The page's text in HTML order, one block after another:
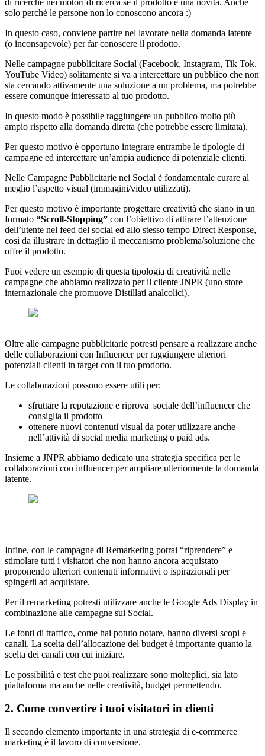
di ricerche nei motori di ricerca se il prodotto è una novità. Anche
solo perché le persone non lo conoscono ancora :)
In questo caso, conviene partire nel lavorare nella domanda latente
(o inconsapevole) per far conoscere il prodotto.
Nelle campagne pubblicitare Social (Facebook, Instagram, Tik Tok,
YouTube Video) solitamente si va a intercettare un pubblico che non
sta cercando attivamente una soluzione a un problema, ma potrebbe
essere comunque interessato al tuo prodotto.
In questo modo è possibile raggiungere un pubblico molto più
ampio rispetto alla domanda diretta (che potrebbe essere limitata).
Per questo motivo è opportuno integrare entrambe le tipologie di
campagne ed intercettare un’ampia audience di potenziale clienti.
Nelle Campagne Pubblicitarie nei Social è fondamentale curare al
meglio l’aspetto visual (immagini/video utilizzati).
Per questo motivo è importante progettare creatività che siano in un
formato “Scroll-Stopping” con l’obiettivo di attirare l’attenzione
dell’utente nel feed del social ed allo stesso tempo Direct Response,
così da illustrare in dettaglio il meccanismo problema/soluzione che
offre il prodotto.
Puoi vedere un esempio di questa tipologia di creatività nelle
campagne che abbiamo realizzato per il cliente JNPR (uno store
internazionale che promuove Distillati analcolici).
Oltre alle campagne pubblicitarie potresti pensare a realizzare anche
delle collaborazioni con Influencer per raggiungere ulteriori
potenziali clienti in target con il tuo prodotto.
Le collaborazioni possono essere utili per:
sfruttare la reputazione e riprova sociale dell’influencer che
consiglia il prodotto
ottenere nuovi contenuti visual da poter utilizzare anche
nell’attività di social media marketing o paid ads.
Insieme a JNPR abbiamo dedicato una strategia specifica per le
collaborazioni con influencer per ampliare ulteriormente la domanda
latente.
Infine, con le campagne di Remarketing potrai “riprendere” e
stimolare tutti i visitatori che non hanno ancora acquistato
proponendo ulteriori contenuti informativi o ispirazionali per
spingerli ad acquistare.
Per il remarketing potresti utilizzare anche le Google Ads Display in
combinazione alle campagne sui Social.
Le fonti di traffico, come hai potuto notare, hanno diversi scopi e
canali. La scelta dell’allocazione del budget è importante quanto la
scelta dei canali con cui iniziare.
Le possibilità e test che puoi realizzare sono molteplici, sia lato
piattaforma ma anche nelle creatività, budget permettendo.
2. Come convertire i tuoi visitatori in clienti
Il secondo elemento importante in una strategia di e-commerce
marketing è il lavoro di conversione.